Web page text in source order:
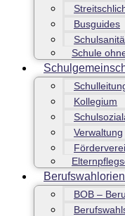
Busguides
Schule
Kollegium
Verwaltung
BOB –